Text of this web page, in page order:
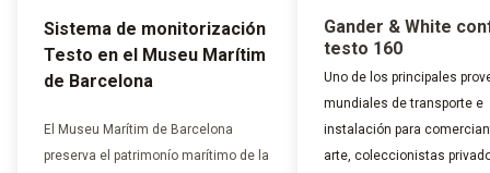
Sistema de monitorización
Testo en el Museu Marítim
de Barcelona
El Museu Marítim de Barcelona
preserva el patrimonío marítimo de la
Gander & White
testo 160
Uno de los principales
mundiales de transporte e
instalación para
arte, coleccionistas